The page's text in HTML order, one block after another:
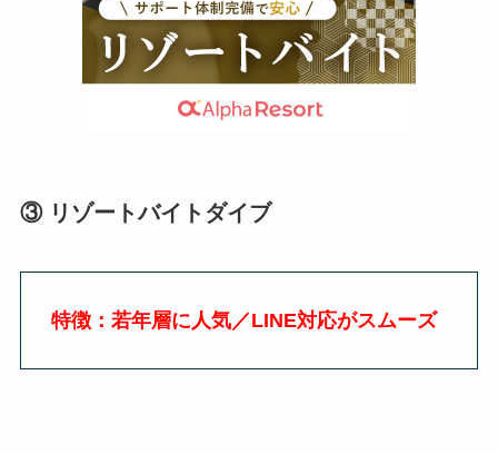
③ リゾートバイトダイブ
特徴：若年層に人気／LINE対応がスムーズ